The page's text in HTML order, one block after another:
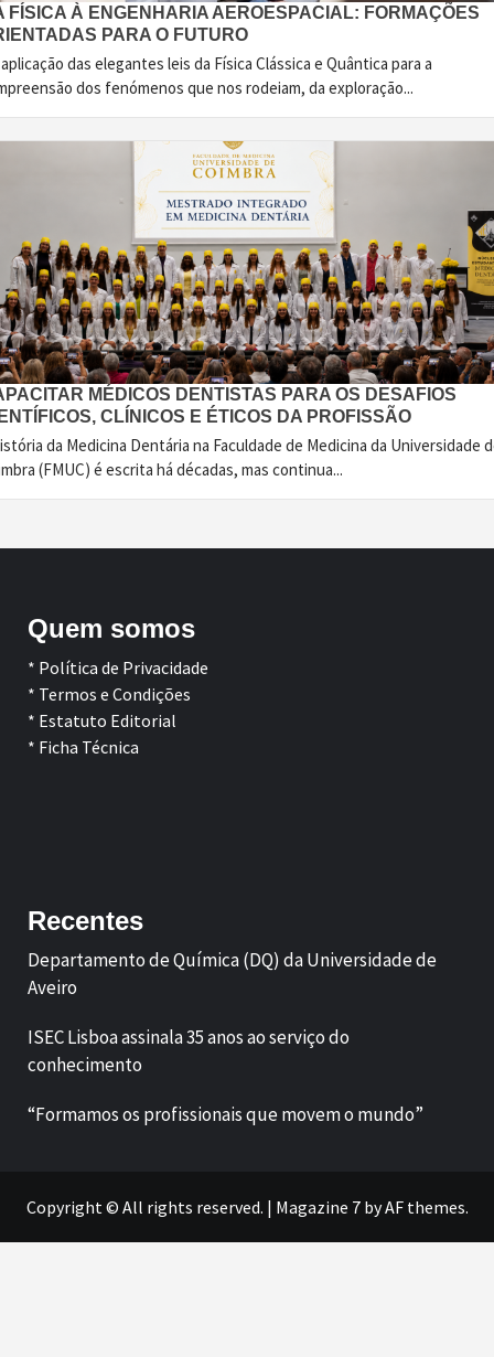
FÍSICA À ENGENHARIA AEROESPACIAL: FORMAÇÕES
PARA O FUTURO
das elegantes leis da Física Clássica e Quântica para a
dos fenómenos que nos rodeiam, da exploração...
MÉDICOS DENTISTAS PARA OS DESAFIOS
CLÍNICOS E ÉTICOS DA PROFISSÃO
da Medicina Dentária na Faculdade de Medicina da Universidade
(FMUC) é escrita há décadas, mas continua...
Quem somos
* Política de Privacidade
* Termos e Condições
* Estatuto Editorial
* Ficha Técnica
Recentes
Departamento de Química (DQ) da Universidade de
Aveiro
ISEC Lisboa assinala 35 anos ao serviço do
conhecimento
“Formamos os profissionais que movem o mundo”
Copyright © All rights reserved. | Magazine 7by AF themes.